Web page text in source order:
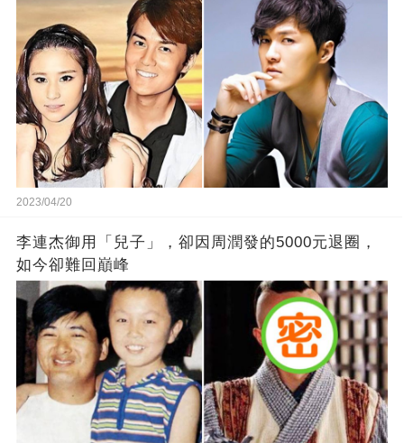
2023/04/20
李連杰御用「兒子」，卻因周潤發的5000元退圈，
如今卻難回巔峰